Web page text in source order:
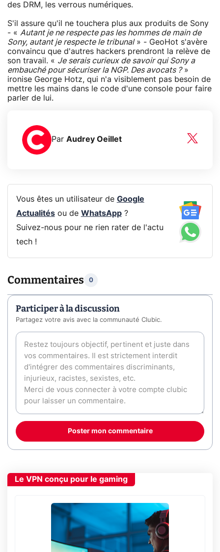
des DRM, les verrous numériques.
S'il assure qu'il ne touchera plus aux produits de Sony
- « Autant je ne respecte pas les hommes de main de
Sony, autant je respecte le tribunal» - GeoHot s'avère
convaincu que d'autres hackers prendront la relève de
son travail. « Je serais curieux de savoir qui Sony a
embauché pour sécuriser la NGP. Des avocats ?»
ironise George Hotz, qui n'a visiblement pas besoin de
mettre les mains dans le code d'une console pour faire
parler de lui.
Par Audrey Oeillet
Vous êtes un utilisateur de Google
Actualitésou de WhatsApp?
Suivez-nous pour ne rien rater de l'actu
tech !
Commentaires 0
Participer à la discussion
Partagez votre avis avec la communauté Clubic.
Poster mon commentaire
Le VPN conçu pour le gaming